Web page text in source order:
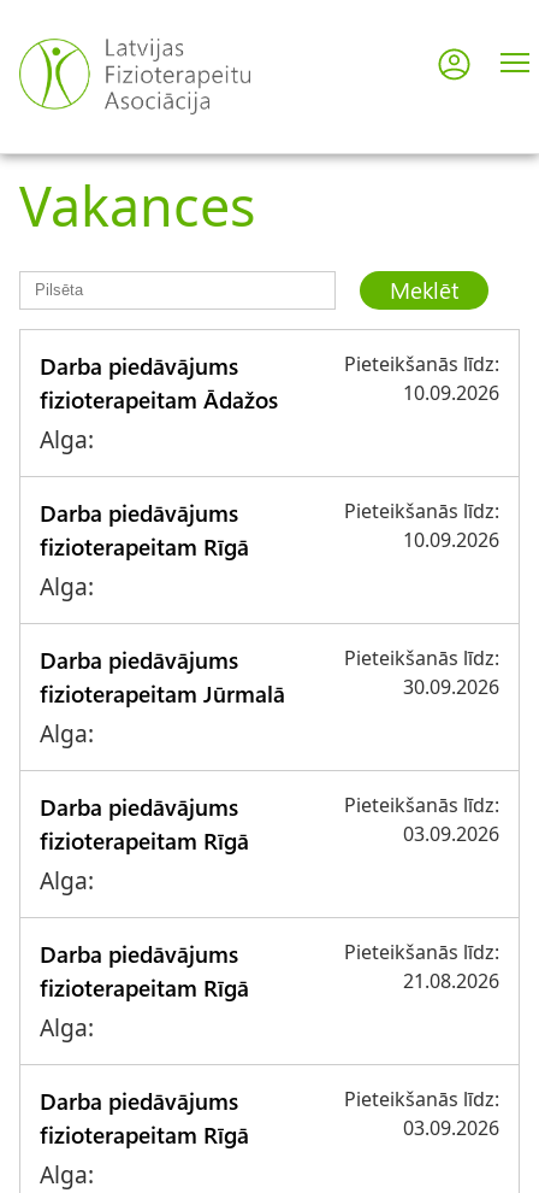
uz
galveno
saturu
User
Vakances
Darba piedāvājums
fizioterapeitam Ādažos
Alga:
Pieteikšanās līdz:
10.09.2026
Darba piedāvājums
fizioterapeitam Rīgā
Alga:
Pieteikšanās līdz:
10.09.2026
Darba piedāvājums
fizioterapeitam Jūrmalā
Alga:
Pieteikšanās līdz:
30.09.2026
Darba piedāvājums
fizioterapeitam Rīgā
Alga:
Pieteikšanās līdz:
03.09.2026
Darba piedāvājums
fizioterapeitam Rīgā
Alga:
Pieteikšanās līdz:
21.08.2026
Darba piedāvājums
fizioterapeitam Rīgā
Alga:
Pieteikšanās līdz:
03.09.2026